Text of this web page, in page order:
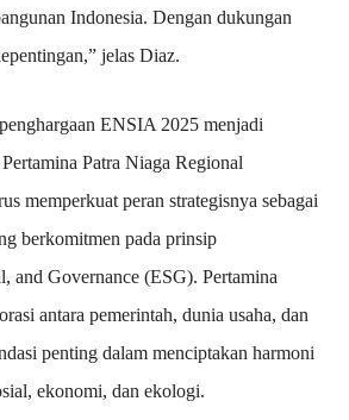
Indonesia. Dengan dukungan
jelas Diaz.
ENSIA 2025 menjadi
Patra Niaga Regional
memperkuat peran strategisnya sebagai
berkomitmen pada prinsip
and Governance (ESG). Pertamina
antara pemerintah, dunia usaha, dan
penting dalam menciptakan harmoni
ekonomi, dan ekologi.